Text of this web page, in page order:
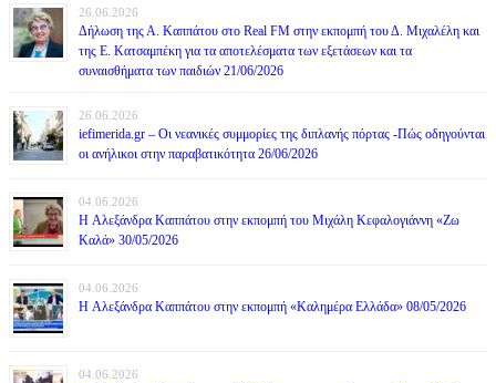
26.06.2026
Δήλωση της Α. Καππάτου στο Real FM στην εκπομπή του Δ. Μιχαλέλη και
της Ε. Κατσαμπέκη για τα αποτελέσματα των εξετάσεων και τα
συναισθήματα των παιδιών 21/06/2026
26.06.2026
iefimerida.gr – Οι νεανικές συμμορίες της διπλανής πόρτας -Πώς οδηγούνται
οι ανήλικοι στην παραβατικότητα 26/06/2026
04.06.2026
H Αλεξάνδρα Καππάτου στην εκπομπή του Μιχάλη Κεφαλογιάννη «Ζω
Καλά» 30/05/2026
04.06.2026
H Αλεξάνδρα Καππάτου στην εκπομπή «Καλημέρα Ελλάδα» 08/05/2026
04.06.2026